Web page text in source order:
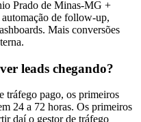
Prado de Minas-MG +
de follow-up,
Mais conversões
leads chegando?
tráfego pago, os primeiros
24 a 72 horas. Os primeiros
daí o gestor de tráfego